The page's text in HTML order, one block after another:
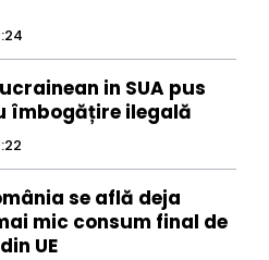
in SUA pus
îmbogățire ilegală
se află deja
mic consum final de
UE